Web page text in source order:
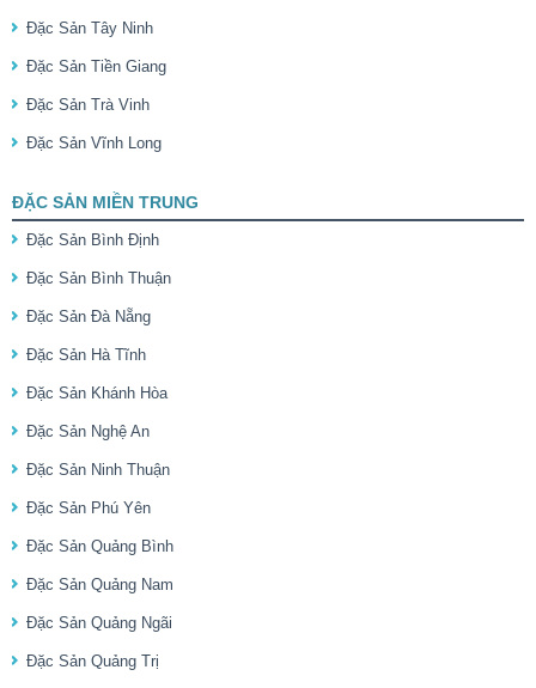
Đặc Sản Tây Ninh
Đặc Sản Tiền Giang
Đặc Sản Trà Vinh
Đặc Sản Vĩnh Long
ĐẶC SẢN MIỀN TRUNG
Đặc Sản Bình Định
Đặc Sản Bình Thuận
Đặc Sản Đà Nẵng
Đặc Sản Hà Tĩnh
Đặc Sản Khánh Hòa
Đặc Sản Nghệ An
Đặc Sản Ninh Thuận
Đặc Sản Phú Yên
Đặc Sản Quảng Bình
Đặc Sản Quảng Nam
Đặc Sản Quảng Ngãi
Đặc Sản Quảng Trị